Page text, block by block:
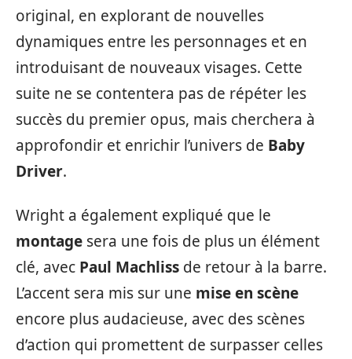
original, en explorant de nouvelles
dynamiques entre les personnages et en
introduisant de nouveaux visages. Cette
suite ne se contentera pas de répéter les
succès du premier opus, mais cherchera à
approfondir et enrichir l’univers de Baby
Driver.
Wright a également expliqué que le
montage sera une fois de plus un élément
clé, avec Paul Machliss de retour à la barre.
L’accent sera mis sur une mise en scène
encore plus audacieuse, avec des scènes
d’action qui promettent de surpasser celles